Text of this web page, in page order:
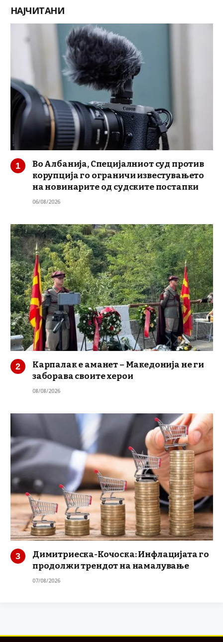
НАЈЧИТАНИ
Во Албанија, Специјалниот суд против
корупција го ограничи известувањето
на новинарите од судските постапки
06/08/2026
Карпалак е аманет – Македонија не ги
заборава своите херои
08/08/2026
Димитриеска-Кочоска: Инфлацијата го
продолжи трендот на намалување
07/08/2026